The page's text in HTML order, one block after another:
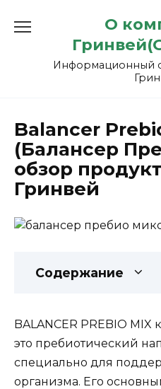
содержанию
О
Информационный
Balancer
(Балансер
обзор
Гринвей
Содержание
BALANCER PREBIO
это пребиотический
специально для
организма. Его